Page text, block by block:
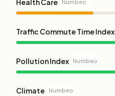
Numbeo
Traffic Commute Time Index
Pollution Index Numbeo
Climate Numbeo